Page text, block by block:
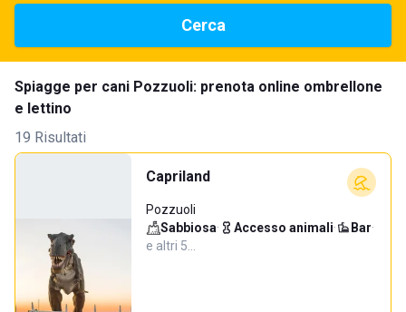
Cerca
Spiagge per cani Pozzuoli: prenota online ombrellone
e lettino
19 Risultati
Capriland
Pozzuoli
Sabbiosa· Accesso animali· Bar·
e altri 5…